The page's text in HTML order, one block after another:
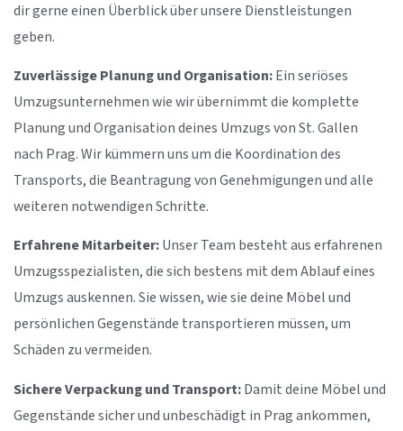
dir gerne einen Überblick über unsere Dienstleistungen
geben.
Zuverlässige Planung und Organisation:Ein seriöses
Umzugsunternehmen wie wir übernimmt die komplette
Planung und Organisation deines Umzugs von St. Gallen
nach Prag. Wir kümmern uns um die Koordination des
Transports, die Beantragung von Genehmigungen und alle
weiteren notwendigen Schritte.
Erfahrene Mitarbeiter:Unser Team besteht aus erfahrenen
Umzugsspezialisten, die sich bestens mit dem Ablauf eines
Umzugs auskennen. Sie wissen, wie sie deine Möbel und
persönlichen Gegenstände transportieren müssen, um
Schäden zu vermeiden.
Sichere Verpackung und Transport:Damit deine Möbel und
Gegenstände sicher und unbeschädigt in Prag ankommen,